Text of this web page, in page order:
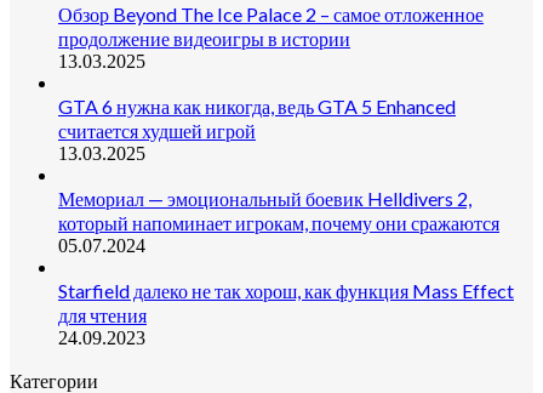
Обзор Beyond The Ice Palace 2 – самое отложенное
продолжение видеоигры в истории
13.03.2025
GTA 6 нужна как никогда, ведь GTA 5 Enhanced
считается худшей игрой
13.03.2025
Мемориал — эмоциональный боевик Helldivers 2,
который напоминает игрокам, почему они сражаются
05.07.2024
Starfield далеко не так хорош, как функция Mass Effect
для чтения
24.09.2023
Категории